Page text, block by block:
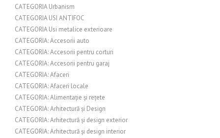
CATEGORIA Urbanism
CATEGORIA USI ANTIFOC
CATEGORIA Usi metalice exterioare
CATEGORIA: Accesorii auto
CATEGORIA: Accesorii pentru corturi
CATEGORIA: Accesorii pentru garaj
CATEGORIA: Afaceri
CATEGORIA: Afaceri locale
CATEGORIA: Alimentație și rețete
CATEGORIA: Arhitectură și Design
CATEGORIA: Arhitectură și design exterior
CATEGORIA: Arhitectură și design interior